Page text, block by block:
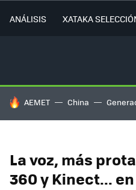
ANÁLISIS XATAKA
HOY SE HABLA DE
AEMET China
La voz, más
360 y Kinect...